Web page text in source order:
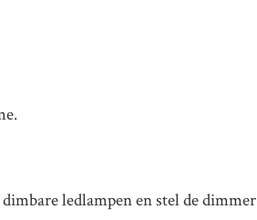
ledlampen en stel de dimmer